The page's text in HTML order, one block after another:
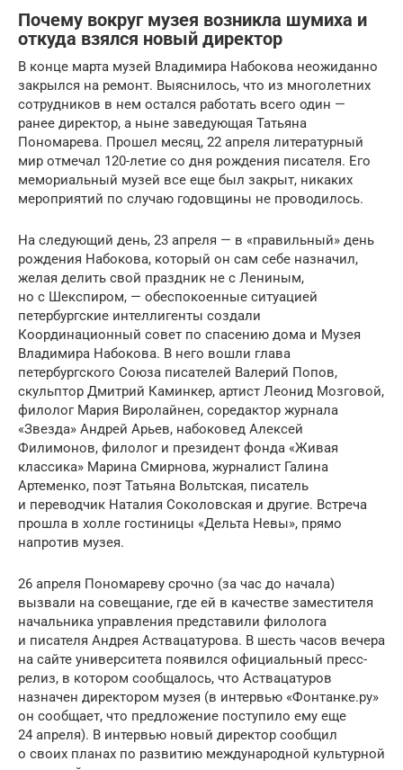
Почему вокруг музея возникла шумиха и
откуда взялся новый директор
В конце марта музей Владимира Набокова неожиданно
закрылся на ремонт. Выяснилось, что из многолетних
сотрудников в нем остался работать всего один —
ранее директор, а ныне заведующая Татьяна
Пономарева. Прошел месяц, 22 апреля литературный
мир отмечал 120-летие со дня рождения писателя. Его
мемориальный музей все еще был закрыт, никаких
мероприятий по случаю годовщины не проводилось.
На следующий день, 23 апреля — в «правильный» день
рождения Набокова, который он сам себе назначил,
желая делить свой праздник не с Лениным,
но с Шекспиром, — обеспокоенные ситуацией
петербургские интеллигенты создали
Координационный совет по спасению дома и Музея
Владимира Набокова. В него вошли глава
петербургского Союза писателей Валерий Попов,
скульптор Дмитрий Каминкер, артист Леонид Мозговой,
филолог Мария Виролайнен, соредактор журнала
«Звезда» Андрей Арьев, набоковед Алексей
Филимонов, филолог и президент фонда «Живая
классика» Марина Смирнова, журналист Галина
Артеменко, поэт Татьяна Вольтская, писатель
и переводчик Наталия Соколовская и другие. Встреча
прошла в холле гостиницы «Дельта Невы», прямо
напротив музея.
26 апреля Пономареву срочно (за час до начала)
вызвали на совещание, где ей в качестве заместителя
начальника управления представили филолога
и писателя Андрея Аствацатурова. В шесть часов вечера
на сайте университета появился официальный пресс-
релиз, в котором сообщалось, что Аствацатуров
назначен директором музея (в интервью «Фонтанке.ру»
он сообщает, что предложение поступило ему еще
24 апреля). В интервью новый директор сообщил
о своих планах по развитию международной культурной